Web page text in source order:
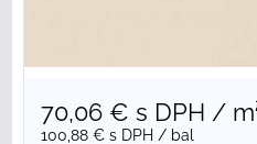
70,06 € s DPH /
100,88 € s DPH / bal